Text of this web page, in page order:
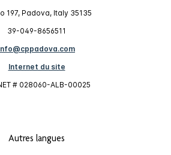
197, Padova, Italy 35135
39-049-8656511
Internet du site
# 028060-ALB-00025
Autres langues